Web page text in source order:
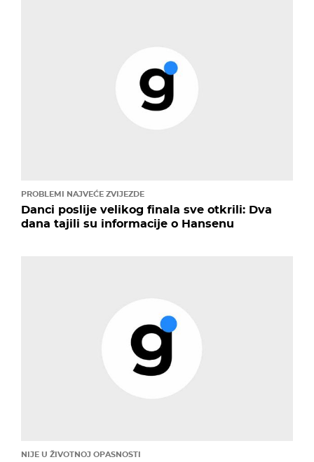
PROBLEMI NAJVEĆE ZVIJEZDE
Danci poslije velikog finala sve otkrili: Dva
dana tajili su informacije o Hansenu
NIJE U ŽIVOTNOJ OPASNOSTI